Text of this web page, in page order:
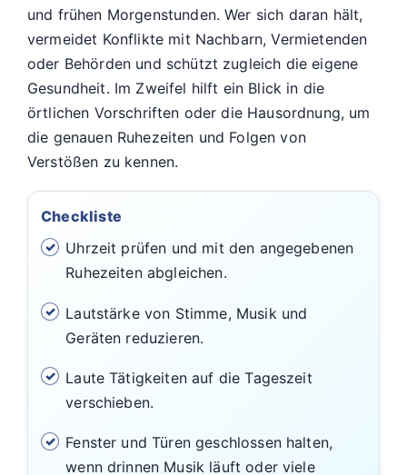
und frühen Morgenstunden. Wer sich daran hält,
vermeidet Konflikte mit Nachbarn, Vermietenden
oder Behörden und schützt zugleich die eigene
Gesundheit. Im Zweifel hilft ein Blick in die
örtlichen Vorschriften oder die Hausordnung, um
die genauen Ruhezeiten und Folgen von
Verstößen zu kennen.
Checkliste
Uhrzeit prüfen und mit den angegebenen
Ruhezeiten abgleichen.
Lautstärke von Stimme, Musik und
Geräten reduzieren.
Laute Tätigkeiten auf die Tageszeit
verschieben.
Fenster und Türen geschlossen halten,
wenn drinnen Musik läuft oder viele